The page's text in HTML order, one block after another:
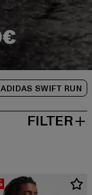
ADIDAS SWIFT RUN
FILTER